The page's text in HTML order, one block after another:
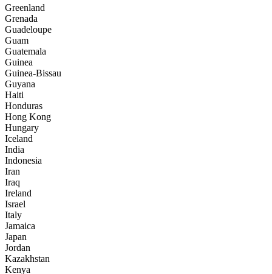
Greenland
Grenada
Guadeloupe
Guam
Guatemala
Guinea
Guinea-Bissau
Guyana
Haiti
Honduras
Hong Kong
Hungary
Iceland
India
Indonesia
Iran
Iraq
Ireland
Israel
Italy
Jamaica
Japan
Jordan
Kazakhstan
Kenya